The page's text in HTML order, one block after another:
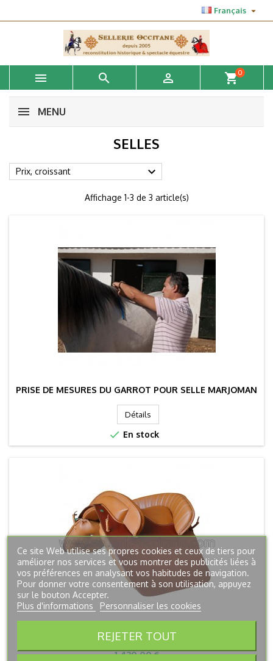
Français 
   shopping_cart0
MENU
SELLES
Prix, croissant 
Affichage 1-3 de 3 article(s)
PRISE DE MESURES DU GARROT POUR SELLE MARJOMAN
Détails
 En stock
SELLE PORTUGAISE BAROQUE MARJOMAN
Prix
1 430,00 €
Ce site Web utilise ses propres cookies et ceux de tiers pour
améliorer nos services et vous montrer des publicités liées à
vos préférences en analysant vos habitudes de navigation.
Pour donner votre consentement à son utilisation, appuyez
sur le bouton Accepter.
Plus d'informations
Personnaliser les cookies
REJETER TOUT